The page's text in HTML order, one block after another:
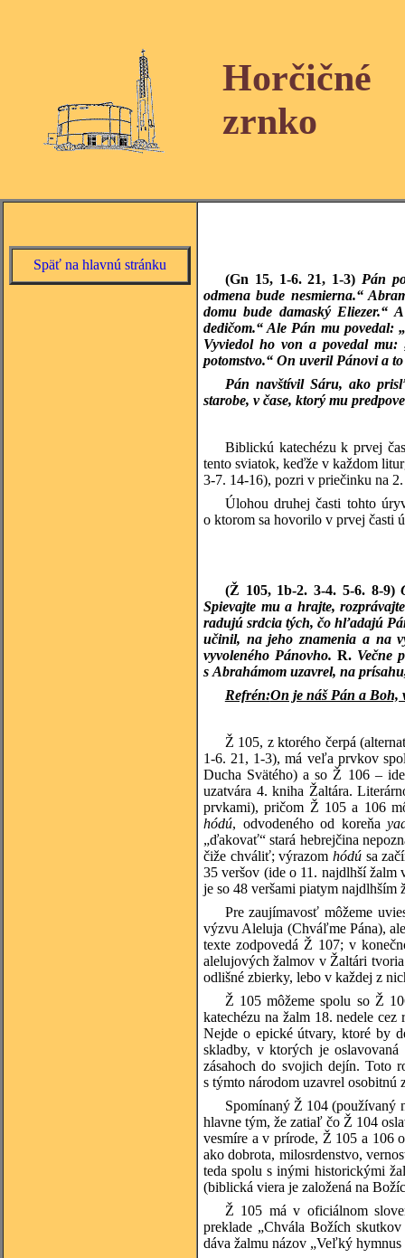
Horčičné
zrnko
Späť na hlavnú stránku
(Gn 15, 1-6. 21, 1-3) Pán
odmena bude nesmierna.“
domu bude damaský Eliezer.“
dedičom.“ Ale Pán mu povedal:
Vyviedol ho von a povedal mu:
potomstvo.“ On uveril Pánovi a
Pán navštívil Sáru, ako
starobe, v čase, ktorý mu
Biblickú katechézu k prvej
tento sviatok, keďže v každom
3-7. 14-16), pozri v priečinku na
Úlohou druhej časti tohto
o ktorom sa hovorilo v prvej časti
(Ž 105, 1b-2. 3-4. 5-6. 8-9)
Spievajte mu a hrajte,
radujú srdcia tých, čo hľadajú
učinil, na jeho znamenia a na
vyvoleného Pánovho. R. Večne
s Abrahámom uzavrel, na
Refrén:On je náš Pán a Boh,
Ž 105, z ktorého čerpá
1-6. 21, 1-3), má veľa prvkov
Ducha Svätého) a so Ž 106 –
uzatvára 4. kniha Žaltára.
prvkami), pričom Ž 105 a 106
hódú, odvodeného od koreňa
„ďakovať“ stará hebrejčina
čiže chváliť; výrazomhódú sa
35 veršov (ide o 11. najdlhší žalm
je so 48 veršami piatym najdlhším
Pre zaujímavosť môžeme
výzvu Aleluja (Chváľme Pána),
texte zodpovedá Ž 107; v
alelujových žalmov v Žaltári
odlišné zbierky, lebo v každej z
Ž 105 môžeme spolu so Ž
katechézu na žalm 18. nedele
Nejde o epické útvary, ktoré by
skladby, v ktorých je
zásahoch do svojich dejín. Toto
s týmto národom uzavrel
Spomínaný Ž 104 (používaný
hlavne tým, že zatiaľ čo Ž 104
vesmíre a v prírode, Ž 105 a 106
ako dobrota, milosrdenstvo,
teda spolu s inými historickými
(biblická viera je založená na
Ž 105 má v oficiálnom
preklade „Chvála Božích
dáva žalmu názov „Veľký